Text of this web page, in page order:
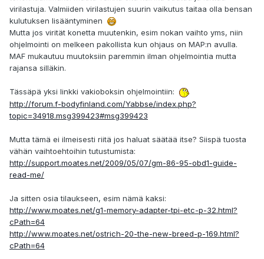
virilastuja. Valmiiden virilastujen suurin vaikutus taitaa olla bensan
kulutuksen lisääntyminen
Mutta jos virität konetta muutenkin, esim nokan vaihto yms, niin
ohjelmointi on melkeen pakollista kun ohjaus on MAP:n avulla.
MAF mukautuu muutoksiin paremmin ilman ohjelmointia mutta
rajansa silläkin.
Tässäpä yksi linkki vakioboksin ohjelmointiin:
http://forum.f-bodyfinland.com/Yabbse/index.php?
topic=34918.msg399423#msg399423
Mutta tämä ei ilmeisesti riitä jos haluat säätää itse? Siispä tuosta
vähän vaihtoehtoihin tutustumista:
http://support.moates.net/2009/05/07/gm-86-95-obd1-guide-
read-me/
Ja sitten osia tilaukseen, esim nämä kaksi:
http://www.moates.net/g1-memory-adapter-tpi-etc-p-32.html?
cPath=64
http://www.moates.net/ostrich-20-the-new-breed-p-169.html?
cPath=64